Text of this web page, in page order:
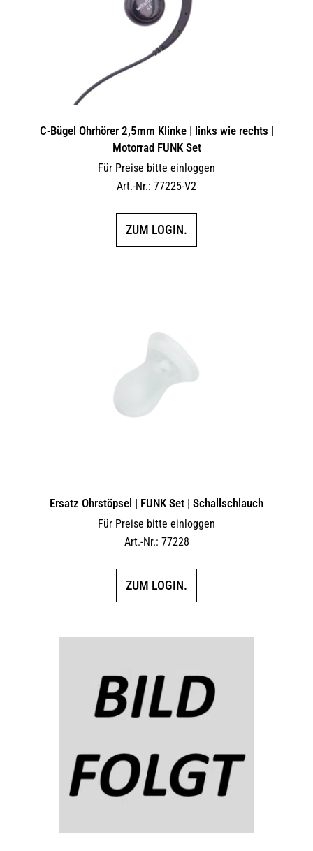
C-Bügel Ohrhörer 2,5mm Klinke | links wie rechts |
Motorrad FUNK Set
Für Preise bitte einloggen
Art.-Nr.: 77225-V2
ZUM LOGIN.
Ersatz Ohrstöpsel | FUNK Set | Schallschlauch
Für Preise bitte einloggen
Art.-Nr.: 77228
ZUM LOGIN.